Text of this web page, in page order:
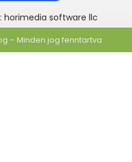
software llc
– Minden jog fenntartva